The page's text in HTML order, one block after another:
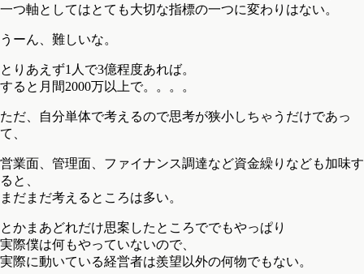
一つ軸としてはとても大切な指標の一つに変わりはない。
うーん、難しいな。
とりあえず1人で3億程度あれば。
すると月間2000万以上で。。。。
ただ、自分単体で考えるので思考が狭小しちゃうだけであっ
て、
営業面、管理面、ファイナンス調達など資金繰りなども加味す
ると、
まだまだ考えるところは多い。
とかまあどれだけ思案したところででもやっぱり
実際僕は何もやっていないので、
実際に動いている経営者は羨望以外の何物でもない。